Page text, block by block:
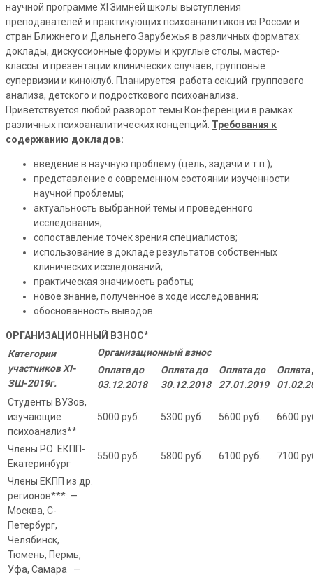
научной программе XI Зимней школы выступления
преподавателей и практикующих психоаналитиков из России и
стран Ближнего и Дальнего Зарубежья в различных форматах:
доклады, дискуссионные форумы и круглые столы, мастер-
классы и презентации клинических случаев, групповые
супервизии и киноклуб. Планируется работа секций группового
анализа, детского и подросткового психоанализа.
Приветствуется любой разворот темы Конференции в рамках
различных психоаналитических концепций. Требования к
содержанию докладов:
введение в научную проблему (цель, задачи и т.п.);
представление о современном состоянии изученности
научной проблемы;
актуальность выбранной темы и проведенного
исследования;
сопоставление точек зрения специалистов;
использование в докладе результатов собственных
клинических исследований;
практическая значимость работы;
новое знание, полученное в ходе исследования;
обоснованность выводов.
ОРГАНИЗАЦИОННЫЙ ВЗНОС*
Категории
участников XI-
ЗШ-2019г.
Организационный взнос
Оплата до
03.12.2018
Оплата до
30.12.2018
Оплата до
27.01.2019
Оплата
Студенты ВУЗов,
изучающие
психоанализ**
5000 руб. 5300 руб. 5600 руб. 6600
Члены РО ЕКПП-
Екатеринбург
5500 руб. 5800 руб. 6100 руб. 7100
Члены ЕКПП из др.
регионов***: —
Москва, С-
Петербург,
Челябинск,
Тюмень, Пермь,
Уфа, Самара —